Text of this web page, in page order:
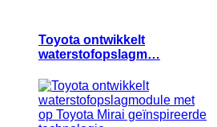
Toyota ontwikkelt
waterstofopslagm…